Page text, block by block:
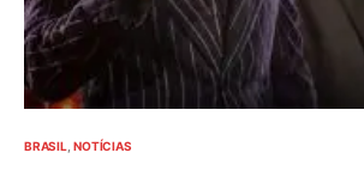
BRASIL NOTÍCIAS